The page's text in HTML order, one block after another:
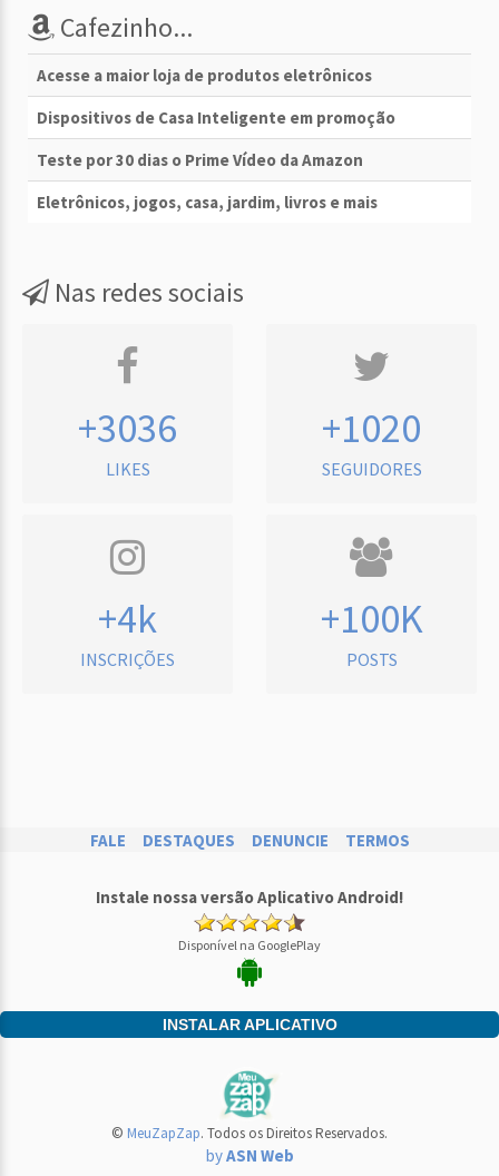
Cafezinho...
Acesse a maior loja de produtos eletrônicos
Dispositivos de Casa Inteligente em promoção
Teste por 30 dias o Prime Vídeo da Amazon
Eletrônicos, jogos, casa, jardim, livros e mais
Nas redes sociais
+3036
LIKES
+1020
SEGUIDORES
+4k
INSCRIÇÕES
+100K
POSTS
FALE DESTAQUES DENUNCIE TERMOS
Instale nossa versão Aplicativo Android!
Disponível na GooglePlay
INSTALAR APLICATIVO
© MeuZapZap. Todos os Direitos Reservados.
byASN Web